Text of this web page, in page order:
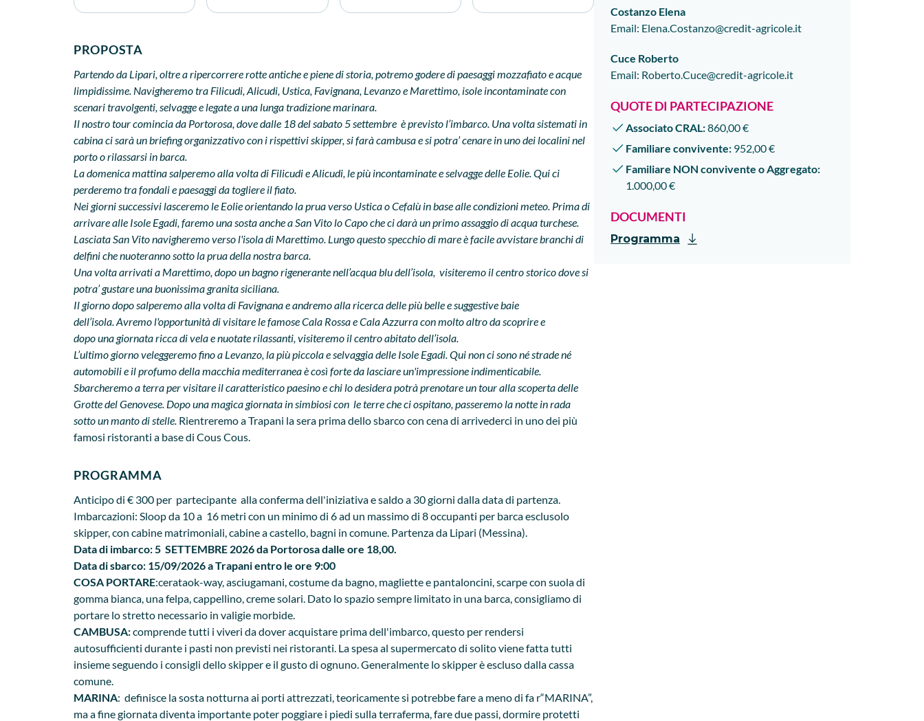
Costanzo Elena
Email: Elena.Costanzo@credit-agricole.it
Cuce Roberto
Email: Roberto.Cuce@credit-agricole.it
QUOTE DI PARTECIPAZIONE
Associato CRAL:860,00 €
Familiare convivente: 952,00 €
Familiare NON convivente o Aggregato:
1.000,00 €
DOCUMENTI
Programma
PROPOSTA
Partendo da Lipari, oltre a ripercorrere rotte antiche e piene di storia, potremo godere di paesaggi mozzafiato e acque
limpidissime. Navigheremo tra Filicudi, Alicudi, Ustica, Favignana, Levanzo e Marettimo, isole incontaminate con
scenari travolgenti, selvagge e legate a una lunga tradizione marinara.
Il nostro tour comincia da Portorosa, dove dalle 18 del sabato 5 settembre è previsto l’imbarco. Una volta sistemati in
cabina ci sarà un briefing organizzativo con i rispettivi skipper, si farà cambusa e si potra’ cenare in uno dei localini nel
porto o rilassarsi in barca.
La domenica mattina salperemo alla volta di Filicudi e Alicudi, le più incontaminate e selvagge delle Eolie. Qui ci
perderemo tra fondali e paesaggi da togliere il fiato.
Nei giorni successivi lasceremo le Eolie orientando la prua verso Ustica o Cefalù in base alle condizioni meteo. Prima di
arrivare alle Isole Egadi, faremo una sosta anche a San Vito lo Capo che ci darà un primo assaggio di acqua turchese.
Lasciata San Vito navigheremo verso l'isola di Marettimo. Lungo questo specchio di mare è facile avvistare branchi di
delfini che nuoteranno sotto la prua della nostra barca.
Una volta arrivati ​​a Marettimo, dopo un bagno rigenerante nell’acqua blu dell’isola, visiteremo il centro storico dove si
potra’ gustare una buonissima granita siciliana.
Il giorno dopo salperemo alla volta di Favignana e andremo alla ricerca delle più belle e suggestive baie
dell’isola. Avremo l'opportunità di visitare le famose Cala Rossa e Cala Azzurra con molto altro da scoprire e
dopo una giornata ricca di vela e nuotate rilassanti, visiteremo il centro abitato dell’isola.
L’ultimo giorno veleggeremo fino a Levanzo, la più piccola e selvaggia delle Isole Egadi. Qui non ci sono né strade né
automobili e il profumo della macchia mediterranea è così forte da lasciare un'impressione indimenticabile.
Sbarcheremo a terra per visitare il caratteristico paesino e chi lo desidera potrà prenotare un tour alla scoperta delle
Grotte del Genovese. Dopo una magica giornata in simbiosi con le terre che ci ospitano, passeremo la notte in rada
sotto un manto di stelle. Rientreremo a Trapani la sera prima dello sbarco con cena di arrivederci in uno dei più
famosi ristoranti a base di Cous Cous.
PROGRAMMA
Anticipo di € 300 per partecipante alla conferma dell'iniziativa e saldo a 30 giorni dalla data di partenza.
Imbarcazioni: Sloop da 10 a 16 metri con un minimo di 6 ad un massimo di 8 occupanti per barca esclusolo
skipper, con cabine matrimoniali, cabine a castello, bagni in comune. Partenza da Lipari (Messina).
Data di imbarco: 5 SETTEMBRE 2026 da Portorosa dalle ore 18,00.
Data di sbarco: 15/09/2026 a Trapani entro le ore 9:00
COSA PORTARE:cerataok-way, asciugamani, costume da bagno, magliette e pantaloncini, scarpe con suola di
gomma bianca, una felpa, cappellino, creme solari. Dato lo spazio sempre limitato in una barca, consigliamo di
portare lo stretto necessario in valigie morbide.
CAMBUSA:comprende tutti i viveri da dover acquistare prima dell'imbarco, questo per rendersi
autosufficienti durante i pasti non previsti nei ristoranti. La spesa al supermercato di solito viene fatta tutti
insieme seguendo i consigli dello skipper e il gusto di ognuno. Generalmente lo skipper è escluso dalla cassa
comune.
MARINA: definisce la sosta notturna ai porti attrezzati, teoricamente si potrebbe fare a meno di fa r“MARINA”,
ma a fine giornata diventa importante poter poggiare i piedi sulla terraferma, fare due passi, dormire protetti